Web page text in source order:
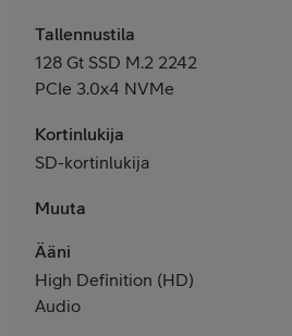
Tallennustila
128 Gt SSD M.2 2242
PCIe 3.0x4 NVMe
Kortinlukija
SD-kortinlukija
Muuta
Ääni
High Definition (HD)
Audio